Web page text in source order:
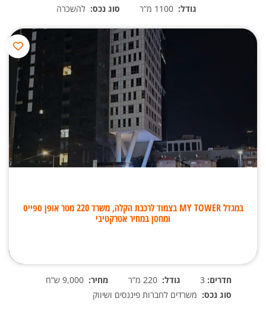
גודל: 1100 מ”ר סוג נכס: להשכרה
במגדל MY TOWER בצמוד לרכבת הקלה, משרד 220 מטר אופן ספייס
ומחסן במחיר אטרקטיבי
חדרים: גודל: מחיר:
סוג נכס: משרדים לחברות פיננסים ושיווק